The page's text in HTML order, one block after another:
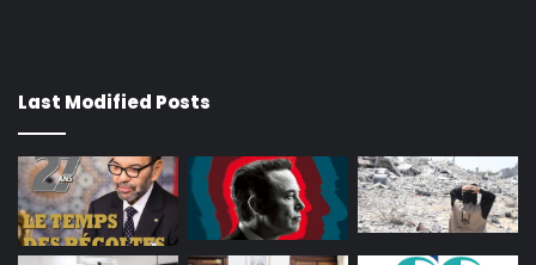
Last Modified Posts